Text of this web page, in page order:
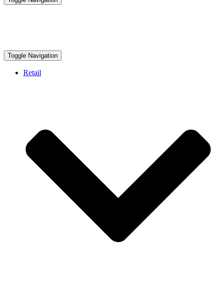
Toggle Navigation
Retail